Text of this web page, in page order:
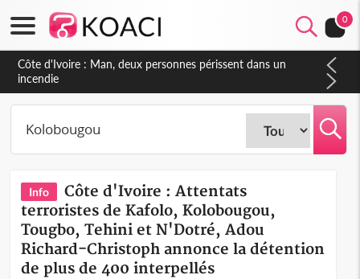
0
Côte d'Ivoire : Man, deux personnes périssent dans un
incendie
Info
Côte d'Ivoire : Attentats
terroristes de Kafolo, Kolobougou,
Tougbo, Tehini et N'Dotré, Adou
Richard-Christoph annonce la détention
de plus de 400 interpellés